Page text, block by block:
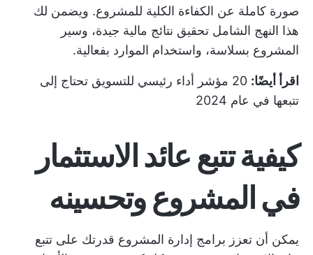
صورة كاملة عن الكفاءة الكلية للمشروع. ويضمن لك
هذا النهج الشامل تحقيق نتائج مالية جيدة، وسير
المشروع بسلاسة، واستخدام الموارد بفعالية.
اقرأ أيضًا:
20 مؤشر أداء رئيسي للتسويق تحتاج إلى
تتبعها في عام 2024
كيفية تتبع عائد الاستثمار
في المشروع وتحسينه
يمكن أن تعزز برامج إدارة المشروع قدرتك على تتبع